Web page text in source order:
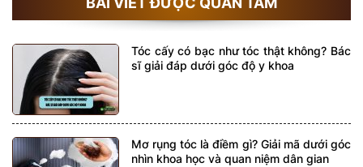
Tóc cấy có bạc như tóc thật không? Bác
sĩ giải đáp dưới góc độ y khoa
Mơ rụng tóc là điềm gì? Giải mã dưới góc
nhìn khoa học và quan niệm dân gian